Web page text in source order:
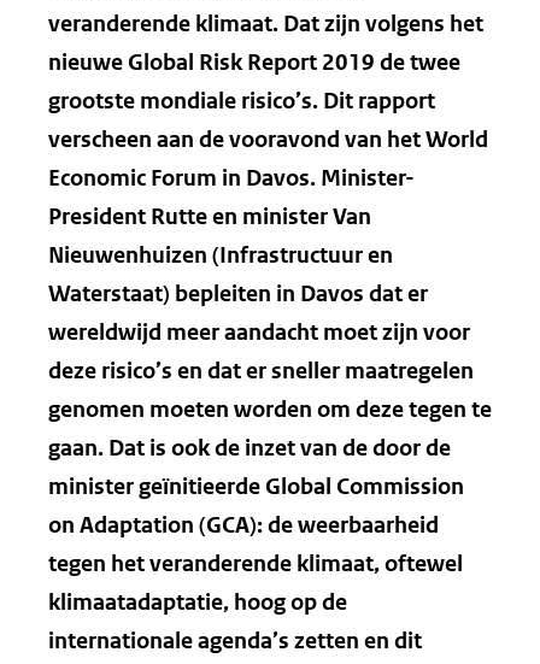
veranderende klimaat. Dat zijn volgens het
nieuwe Global Risk Report 2019 de twee
grootste mondiale risico’s. Dit rapport
verscheen aan de vooravond van het World
Economic Forum in Davos. Minister-
President Rutte en minister Van
Nieuwenhuizen (Infrastructuur en
Waterstaat) bepleiten in Davos dat er
wereldwijd meer aandacht moet zijn voor
deze risico’s en dat er sneller maatregelen
genomen moeten worden om deze tegen te
gaan. Dat is ook de inzet van de door de
minister geïnitieerde Global Commission
on Adaptation (GCA): de weerbaarheid
tegen het veranderende klimaat, oftewel
klimaatadaptatie, hoog op de
internationale agenda’s zetten en dit